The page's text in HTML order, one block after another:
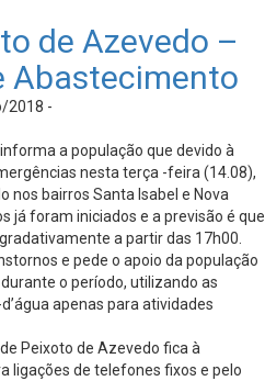
de Azevedo –
Abastecimento
2018 -
a população que devido à
nesta terça -feira (14.08),
nos bairros Santa Isabel e Nova
já foram iniciados e a previsão é que
a partir das 17h00.
e pede o apoio da população
o período, utilizando as
apenas para atividades
Peixoto de Azevedo fica à
ligações de telefones fixos e pelo